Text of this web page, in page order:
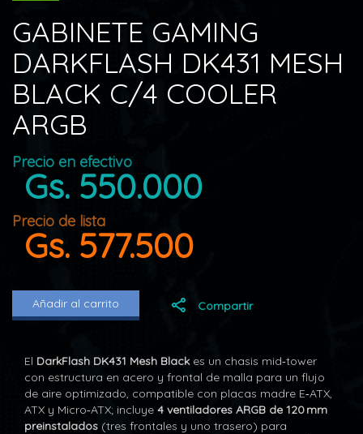
GABINETE GAMING
DARKFLASH DK431 MESH
BLACK C/4 COOLER
ARGB
Precio en efectivo
Gs. 550.000
Precio de lista
Gs. 577.500
Añadir al carrito Compartir
El DarkFlash DK431 Mesh Blackes un chasis mid‑tower
con estructura en acero y frontal de malla para un flujo
de aire optimizado, compatible con placas madre E‑ATX,
ATX y Micro‑ATX; incluye 4 ventiladores ARGB de 120 mm
preinstalados (tres frontales y uno trasero) para